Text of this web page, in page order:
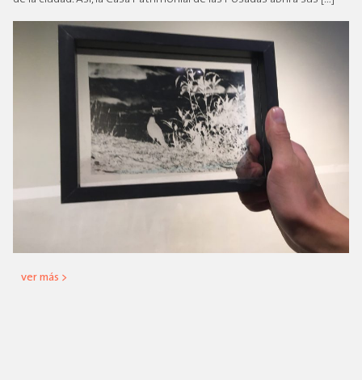
ver más >